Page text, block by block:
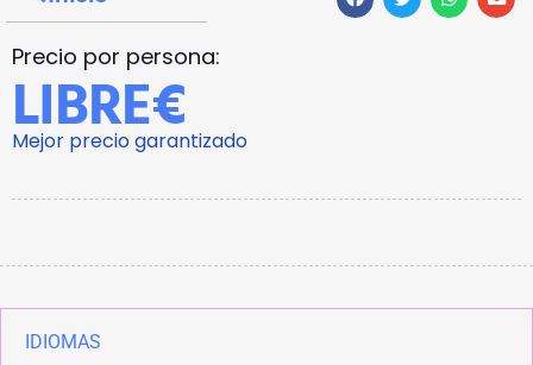
Precio por persona:
LIBRE€
Mejor precio garantizado
IDIOMAS